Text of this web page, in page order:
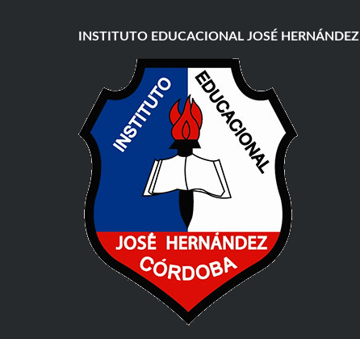
INSTITUTO EDUCACIONAL JOSÉ HERNÁNDEZ